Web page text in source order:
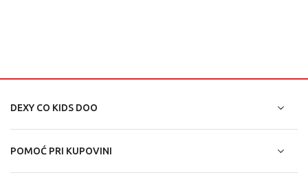
DEXY CO KIDS DOO
POMOĆ PRI KUPOVINI